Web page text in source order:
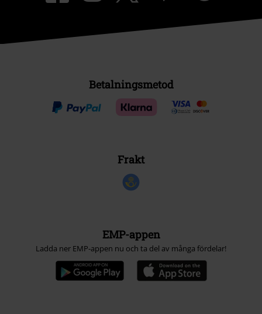
Betalningsmetod
Frakt
EMP-appen
Ladda ner EMP-appen nu och ta del av många fördelar!